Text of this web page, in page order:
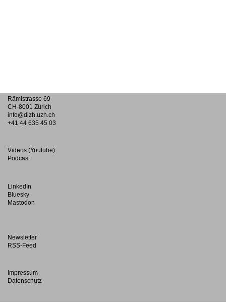
Rämistrasse 69
CH-8001 Zürich
info@dizh.uzh.ch
+41 44 635 45 03
Videos (Youtube)
Podcast
LinkedIn
Bluesky
Mastodon
Newsletter
RSS-Feed
Impressum
Datenschutz